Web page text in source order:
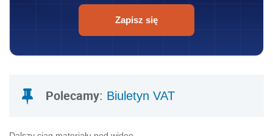
Zapisz się
Polecamy: Biuletyn VAT